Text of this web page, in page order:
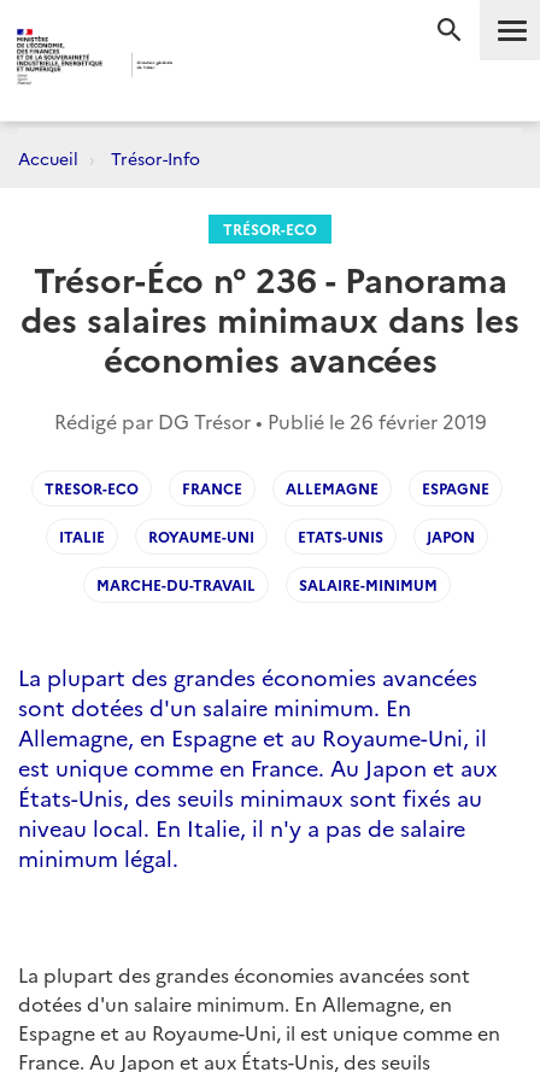
Accueil Trésor-Info
TRÉSOR-ECO
Trésor-Éco n° 236 - Panorama
des salaires minimaux dans les
économies avancées
Rédigé par DG Trésor • Publié le 26 février 2019
TRESOR-ECO FRANCE ALLEMAGNE ESPAGNE
ITALIE ROYAUME-UNI ETATS-UNIS JAPON
MARCHE-DU-TRAVAIL SALAIRE-MINIMUM
La plupart des grandes économies avancées
sont dotées d'un salaire minimum. En
Allemagne, en Espagne et au Royaume-Uni, il
est unique comme en France. Au Japon et aux
États-Unis, des seuils minimaux sont fixés au
niveau local. En Italie, il n'y a pas de salaire
minimum légal.
La plupart des grandes économies avancées sont
dotées d'un salaire minimum. En Allemagne, en
Espagne et au Royaume-Uni, il est unique comme en
France. Au Japon et aux États-Unis, des seuils